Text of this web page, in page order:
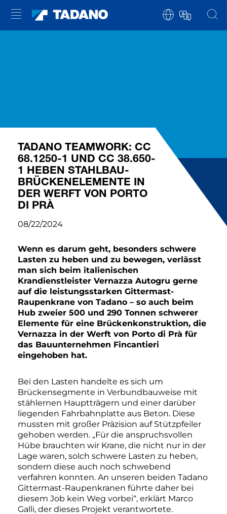
TADANO TEAMWORK: CC
68.1250-1 UND CC 38.650-
1 HEBEN STAHLBAU-
BRÜCKENELEMENTE IN
DER WERFT VON PORTO
DI PRÀ
08/22/2024
Wenn es darum geht, besonders schwere
Lasten zu heben und zu bewegen, verlässt
man sich beim italienischen
Krandienstleister Vernazza Autogru gerne
auf die leistungsstarken Gittermast-
Raupenkrane von Tadano – so auch beim
Hub zweier 500 und 290 Tonnen schwerer
Elemente für eine Brückenkonstruktion, die
Vernazza in der Werft von Porto di Prà für
das Bauunternehmen Fincantieri
eingehoben hat.
Bei den Lasten handelte es sich um
Brückensegmente in Verbundbauweise mit
stählernen Hauptträgern und einer darüber
liegenden Fahrbahnplatte aus Beton. Diese
mussten mit großer Präzision auf Stützpfeiler
gehoben werden. „Für die anspruchsvollen
Hübe brauchten wir Krane, die nicht nur in der
Lage waren, solch schwere Lasten zu heben,
sondern diese auch noch schwebend
verfahren konnten. An unseren beiden Tadano
Gittermast-Raupenkranen führte daher bei
diesem Job kein Weg vorbei“, erklärt Marco
Galli, der dieses Projekt verantwortete.